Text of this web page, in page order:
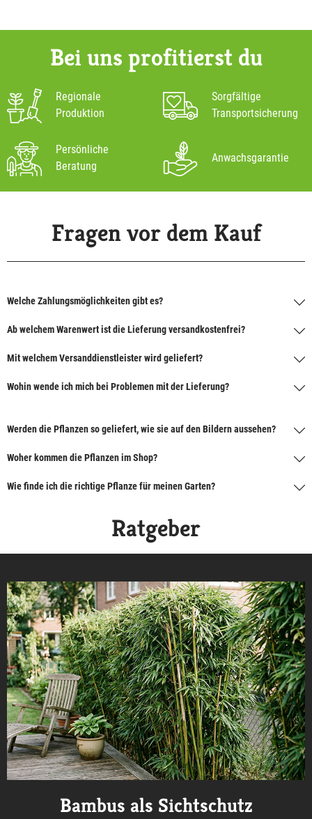
Bei uns profitierst du
Regionale
Produktion
Sorgfältige
Transportsicherung
Persönliche
Beratung
Anwachsgarantie
Fragen vor dem Kauf
Welche Zahlungsmöglichkeiten gibt es?
Ab welchem Warenwert ist die Lieferung versandkostenfrei?
Mit welchem Versanddienstleister wird geliefert?
Wohin wende ich mich bei Problemen mit der Lieferung?
Werden die Pflanzen so geliefert, wie sie auf den Bildern aussehen?
Woher kommen die Pflanzen im Shop?
Wie finde ich die richtige Pflanze für meinen Garten?
Ratgeber
Bambus als Sichtschutz